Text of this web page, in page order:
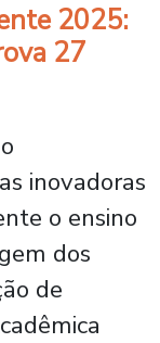
2025:
27
inovadoras
o ensino
dos
de